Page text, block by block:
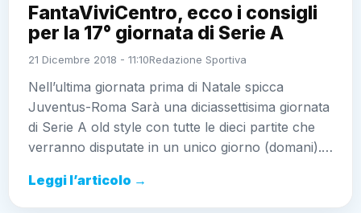
FantaViviCentro, ecco i consigli
per la 17° giornata di Serie A
21 Dicembre 2018 - 11:10Redazione Sportiva
Nell’ultima giornata prima di Natale spicca
Juventus-Roma Sarà una diciassettisima giornata
di Serie A old style con tutte le dieci partite che
verranno disputate in un unico giorno (domani).…
Leggi l’articolo →